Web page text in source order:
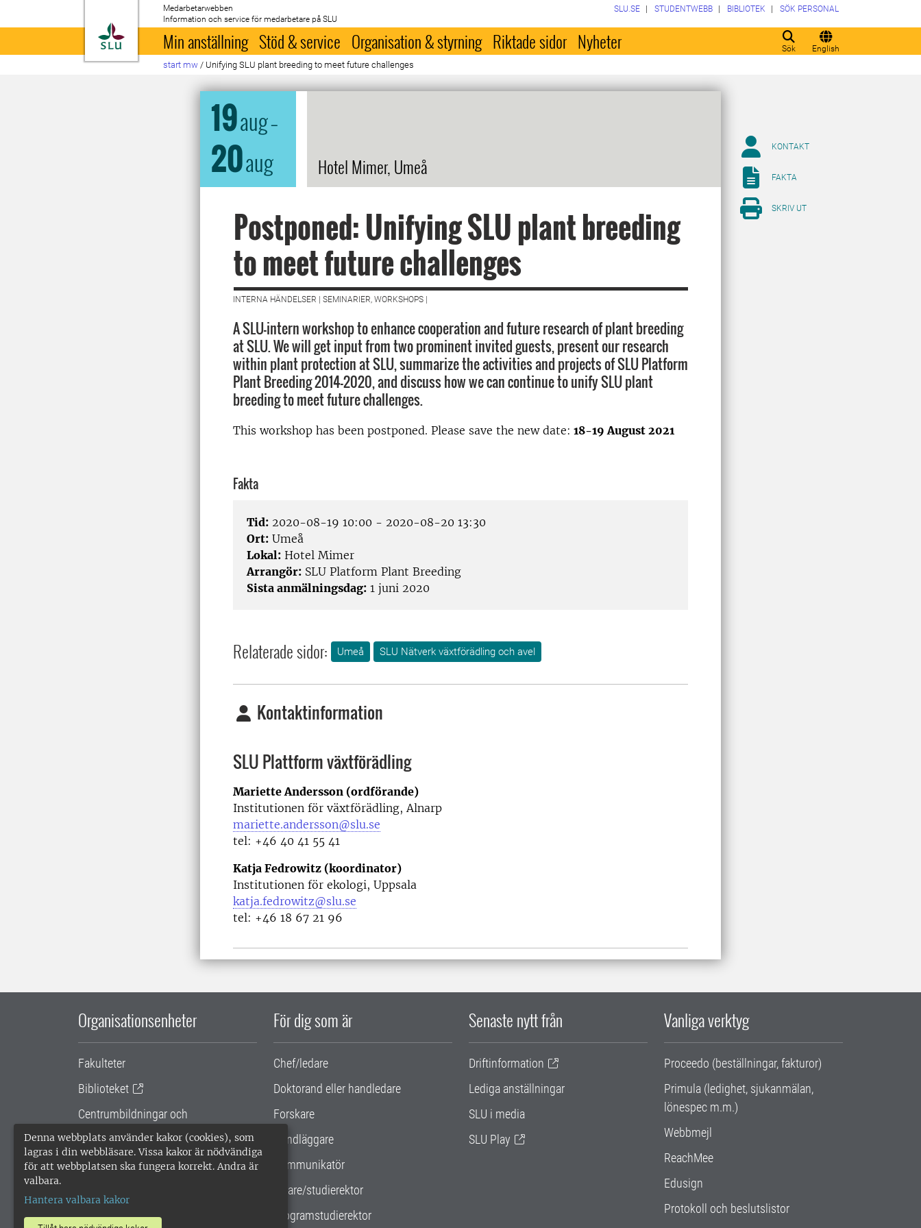
Denna webbplats använder kakor (cookies), som
lagras i din webbläsare. Vissa kakor är nödvändiga
för att webbplatsen ska fungera korrekt. Andra är
valbara.
Hantera valbara kakor
Till startsida
Medarbetarwebben
Information och service för medarbetare på SLU
Sök English
SLU.SE STUDENTWEBB BIBLIOTEK SÖK PERSONAL
Min anställning Stöd & service Organisation & styrning Riktade sidor Nyheter
start mw / Unifying SLU plant breeding to meet future challenges
19aug–
20aug Hotel Mimer, Umeå
Postponed: Unifying SLU plant breeding
to meet future challenges
INTERNA HÄNDELSER | SEMINARIER, WORKSHOPS |
A SLU-intern workshop to enhance cooperation and future research of plant breeding
at SLU. We will get input from two prominent invited guests, present our research
within plant protection at SLU, summarize the activities and projects of SLU Platform
Plant Breeding 2014-2020, and discuss how we can continue to unify SLU plant
breeding to meet future challenges.
This workshop has been postponed. Please save the new date: 18-19 August 2021
Fakta
Tid: 2020-08-19 10:00 - 2020-08-20 13:30
Ort: Umeå
Lokal: Hotel Mimer
Arrangör: SLU Platform Plant Breeding
Sista anmälningsdag: 1 juni 2020
Relaterade sidor: Umeå SLU Nätverk växtförädling och avel
Kontaktinformation
SLU Plattform växtförädling
Mariette Andersson (ordförande)
Institutionen för växtförädling, Alnarp
mariette.andersson@slu.se
tel: +46 40 41 55 41
Katja Fedrowitz (koordinator)
Institutionen för ekologi, Uppsala
katja.fedrowitz@slu.se
tel: +46 18 67 21 96
KONTAKT
FAKTA
SKRIV UT
Organisationsenheter
Fakulteter
Biblioteket
Centrumbildningar och
samarbetsprojekt
Gemensamma verksamhetsstödet
För dig som är
Chef/ledare
Doktorand eller handledare
Forskare
Handläggare
Kommunikatör
Lärare/studierektor
Programstudierektor
Senaste nytt från
Driftinformation
Lediga anställningar
SLU i media
SLU Play
Vanliga verktyg
Proceedo (beställningar, fakturor)
Primula (ledighet, sjukanmälan,
lönespec m.m.)
Webbmejl
ReachMee
Edusign
Protokoll och beslutslistor